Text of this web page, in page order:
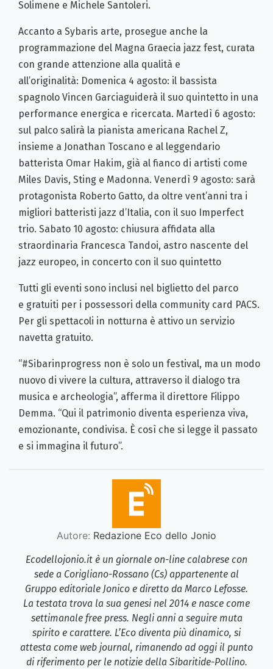
Solimene e Michele Santoleri.
Accanto a Sybaris arte, prosegue anche la
programmazione del Magna Graecia jazz fest, curata
con grande attenzione alla qualità e
all’originalità: Domenica 4 agosto: il bassista
spagnolo Vincen Garciaguiderà il suo quintetto in una
performance energica e ricercata. Martedì 6 agosto:
sul palco salirà la pianista americana Rachel Z,
insieme a Jonathan Toscano e al leggendario
batterista Omar Hakim, già al fianco di artisti come
Miles Davis, Sting e Madonna. Venerdì 9 agosto: sarà
protagonista Roberto Gatto, da oltre vent’anni tra i
migliori batteristi jazz d’Italia, con il suo Imperfect
trio. Sabato 10 agosto: chiusura affidata alla
straordinaria Francesca Tandoi, astro nascente del
jazz europeo, in concerto con il suo quintetto
Tutti gli eventi sono inclusi nel biglietto del parco
e gratuiti per i possessori della community card PACS.
Per gli spettacoli in notturna è attivo un servizio
navetta gratuito.
“#Sibarinprogress non è solo un festival, ma un modo
nuovo di vivere la cultura, attraverso il dialogo tra
musica e archeologia”, afferma il direttore Filippo
Demma. “Qui il patrimonio diventa esperienza viva,
emozionante, condivisa. È così che si legge il passato
e si immagina il futuro”.
Autore: Redazione Eco dello Jonio
Ecodellojonio.it è un giornale on-line calabrese con
sede a Corigliano-Rossano (Cs) appartenente al
Gruppo editoriale Jonico e diretto da Marco Lefosse.
La testata trova la sua genesi nel 2014 e nasce come
settimanale free press. Negli anni a seguire muta
spirito e carattere. L’Eco diventa più dinamico, si
attesta come web journal, rimanendo ad oggi il punto
di riferimento per le notizie della Sibaritide-Pollino.